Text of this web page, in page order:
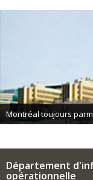
Montréal toujours
Département
opérationnelle